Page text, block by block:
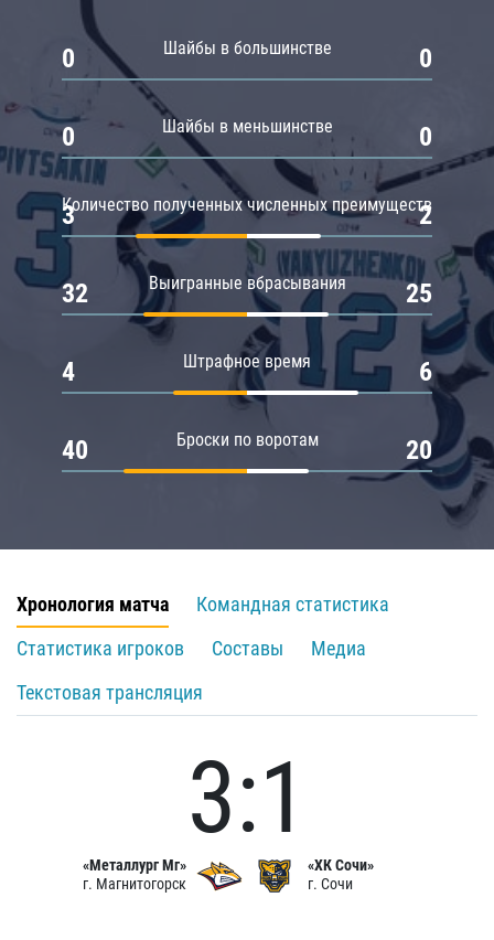
Шайбы в большинстве
0 0
Шайбы в меньшинстве
0 0
Количество полученных численных преимуществ
3 2
Выигранные вбрасывания
32 25
Штрафное время
4 6
Броски по воротам
40 20
Хронология матча
Командная статистика
Статистика игроков
Составы
Медиа
Текстовая трансляция
«Металлург Мг»
г. Магнитогорск
3:1
«ХК Сочи»
г. Сочи